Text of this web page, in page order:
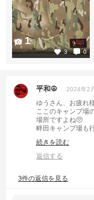
3 0
1
平和☮️ 2024年2
ゆうさん、お疲れ
ここのキャンプ場
場所ですよね🥺
畔田キャンプ場も
海側と山側で値段
テント内、秘密基
続きを読む
返信する
3件の返信を見る